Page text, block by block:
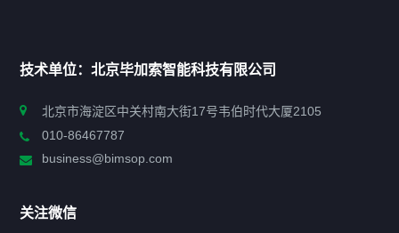
政策法规
技术单位：北京毕加索智能科技有限公司
北京市海淀区中关村南大街17号韦伯时代大厦2105
010-86467787
business@bimsop.com
关注微信